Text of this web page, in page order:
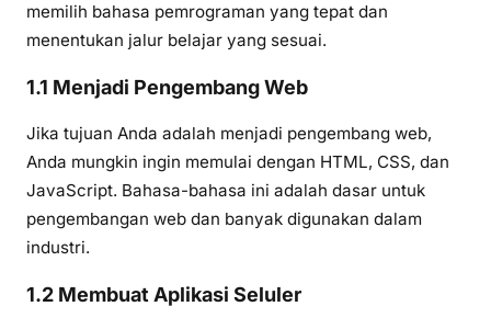
memilih bahasa pemrograman yang tepat dan
menentukan jalur belajar yang sesuai.
1.1 Menjadi Pengembang Web
Jika tujuan Anda adalah menjadi pengembang web,
Anda mungkin ingin memulai dengan HTML, CSS, dan
JavaScript. Bahasa-bahasa ini adalah dasar untuk
pengembangan web dan banyak digunakan dalam
industri.
1.2 Membuat Aplikasi Seluler